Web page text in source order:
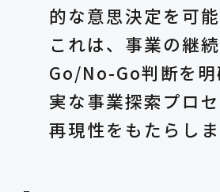
的な意思決定を可能
これは、事業の継
Go/No-Go判断を
実な事業探索プロ
再現性をもたらし